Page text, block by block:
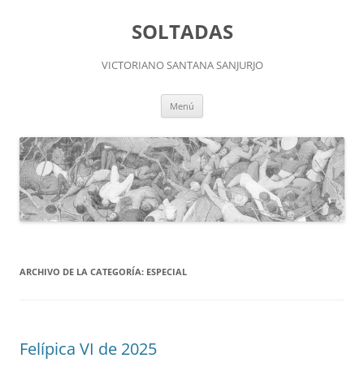
SOLTADAS
VICTORIANO SANTANA SANJURJO
Menú
ARCHIVO DE LA CATEGORÍA: ESPECIAL
Felípica VI de 2025